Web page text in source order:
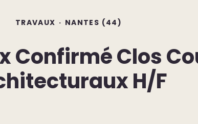
TRAVAUX · NANTES (44)
Confirmé Clos
H/F